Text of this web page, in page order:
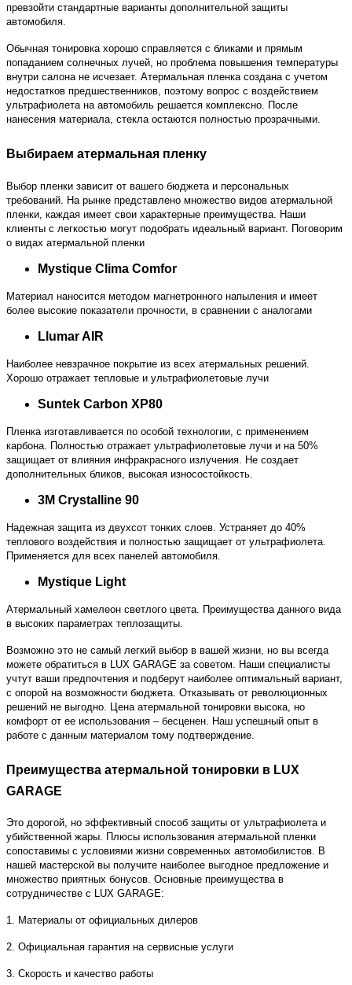
превзойти стандартные варианты дополнительной защиты
автомобиля.
Обычная тонировка хорошо справляется с бликами и прямым
попаданием солнечных лучей, но проблема повышения температуры
внутри салона не исчезает. Атермальная пленка создана с учетом
недостатков предшественников, поэтому вопрос с воздействием
ультрафиолета на автомобиль решается комплексно. После
нанесения материала, стекла остаются полностью прозрачными.
Выбираем атермальная пленку
Выбор пленки зависит от вашего бюджета и персональных
требований. На рынке представлено множество видов атермальной
пленки, каждая имеет свои характерные преимущества. Наши
клиенты с легкостью могут подобрать идеальный вариант. Поговорим
о видах атермальной пленки
Mystique Clima Comfor
Материал наносится методом магнетронного напыления и имеет
более высокие показатели прочности, в сравнении с аналогами
Llumar AIR
Наиболее невзрачное покрытие из всех атермальных решений.
Хорошо отражает тепловые и ультрафиолетовые лучи
Suntek Carbon XP80
Пленка изготавливается по особой технологии, с применением
карбона. Полностью отражает ультрафиолетовые лучи и на 50%
защищает от влияния инфракрасного излучения. Не создает
дополнительных бликов, высокая износостойкость.
3M Crystalline 90
Надежная защита из двухсот тонких слоев. Устраняет до 40%
теплового воздействия и полностью защищает от ультрафиолета.
Применяется для всех панелей автомобиля.
Mystique Light
Атермальный хамелеон светлого цвета. Преимущества данного вида
в высоких параметрах теплозащиты.
Возможно это не самый легкий выбор в вашей жизни, но вы всегда
можете обратиться в LUX GARAGE за советом. Наши специалисты
учтут ваши предпочтения и подберут наиболее оптимальный вариант,
с опорой на возможности бюджета. Отказывать от революционных
решений не выгодно. Цена атермальной тонировки высока, но
комфорт от ее использования – бесценен. Наш успешный опыт в
работе с данным материалом тому подтверждение.
Преимущества атермальной тонировки в LUX
GARAGE
Это дорогой, но эффективный способ защиты от ультрафиолета и
убийственной жары. Плюсы использования атермальной пленки
сопоставимы с условиями жизни современных автомобилистов. В
нашей мастерской вы получите наиболее выгодное предложение и
множество приятных бонусов. Основные преимущества в
сотрудничестве с LUX GARAGE:
1. Материалы от официальных дилеров
2. Официальная гарантия на сервисные услуги
3. Скорость и качество работы